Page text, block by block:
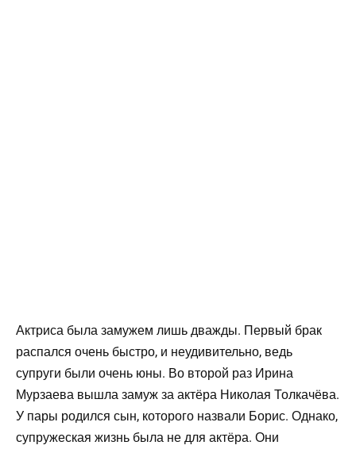
Актриса была замужем лишь дважды. Первый брак
распался очень быстро, и неудивительно, ведь
супруги были очень юны. Во второй раз Ирина
Мурзаева вышла замуж за актёра Николая Толкачёва.
У пары родился сын, которого назвали Борис. Однако,
супружеская жизнь была не для актёра. Они